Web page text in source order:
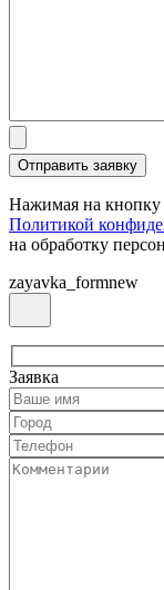
Нажимая на кнопку
Политикой
на обработку
zayavka_formnew
Заявка